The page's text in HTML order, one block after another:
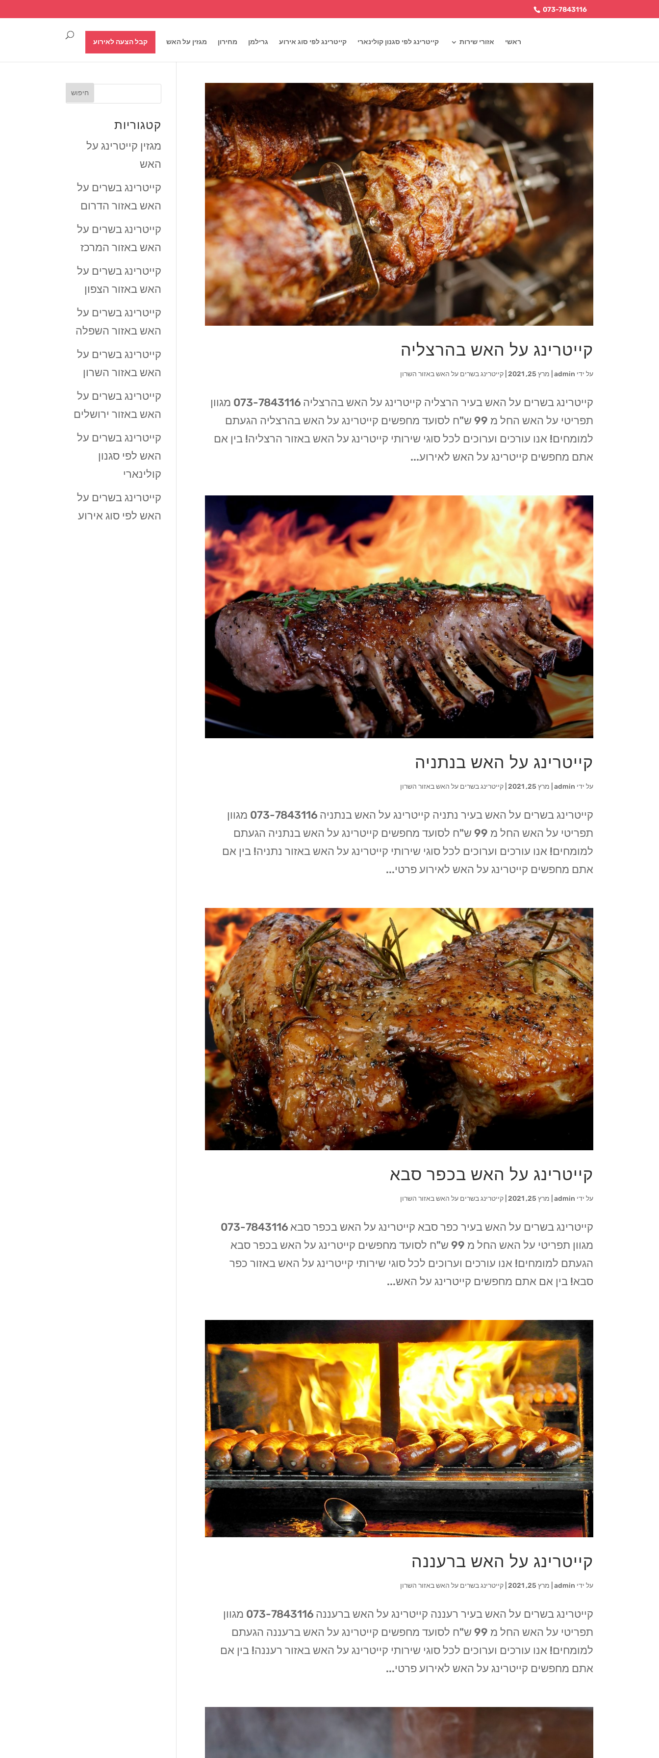
073-7843116
ראשי אזורי שירות קייטרינג לפי סגנון קולינארי קייטרינג לפי סוג אירוע גרילמן מחירון מגזין על האש קבל הצעה לאירוע
קייטרינג על האש בהרצליה
על ידי admin מרץ 25, 2021 |קייטרינג בשרים על האש באזור השרון
קייטרינג בשרים על האש בעיר הרצליה קייטרינג על האש בהרצליה 073-7843116 מגוון
תפריטי על האש החל מ 99 ש"ח לסועד מחפשים קייטרינג על האש בהרצליה הגעתם
למומחים! אנו עורכים וערוכים לכל סוגי שירותי קייטרינג על האש באזור הרצליה! בין אם
אתם מחפשים קייטרינג על האש לאירוע...
קייטרינג על האש בנתניה
על ידי admin מרץ 25, 2021 |קייטרינג בשרים על האש באזור השרון
קייטרינג בשרים על האש בעיר נתניה קייטרינג על האש בנתניה 073-7843116 מגוון
תפריטי על האש החל מ 99 ש"ח לסועד מחפשים קייטרינג על האש בנתניה הגעתם
למומחים! אנו עורכים וערוכים לכל סוגי שירותי קייטרינג על האש באזור נתניה! בין אם
אתם מחפשים קייטרינג על האש לאירוע פרטי...
קייטרינג על האש בכפר סבא
על ידי admin מרץ 25, 2021 |קייטרינג בשרים על האש באזור השרון
קייטרינג בשרים על האש בעיר כפר סבא קייטרינג על האש בכפר סבא 073-7843116
מגוון תפריטי על האש החל מ 99 ש"ח לסועד מחפשים קייטרינג על האש בכפר סבא
הגעתם למומחים! אנו עורכים וערוכים לכל סוגי שירותי קייטרינג על האש באזור כפר
סבא! בין אם אתם מחפשים קייטרינג על האש...
קייטרינג על האש ברעננה
על ידי admin מרץ 25, 2021 |קייטרינג בשרים על האש באזור השרון
קייטרינג בשרים על האש בעיר רעננה קייטרינג על האש ברעננה 073-7843116 מגוון
תפריטי על האש החל מ 99 ש"ח לסועד מחפשים קייטרינג על האש ברעננה הגעתם
למומחים! אנו עורכים וערוכים לכל סוגי שירותי קייטרינג על האש באזור רעננה! בין אם
אתם מחפשים קייטרינג על האש לאירוע פרטי...
קטגוריות
מגזין קייטרינג על
האש
קייטרינג בשרים על
האש באזור הדרום
קייטרינג בשרים על
האש באזור המרכז
קייטרינג בשרים על
האש באזור הצפון
קייטרינג בשרים על
האש באזור השפלה
קייטרינג בשרים על
האש באזור השרון
קייטרינג בשרים על
האש באזור ירושלים
קייטרינג בשרים על
האש לפי סגנון
קולינארי
קייטרינג בשרים על
האש לפי סוג אירוע